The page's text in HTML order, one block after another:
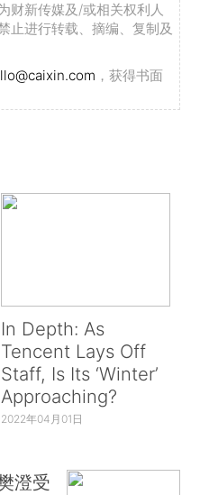
财新传媒及/或相关权利人
止进行转载、摘编、复制及
，获得书面
In Depth: As
Tencent Lays Off
Staff, Is Its ‘Winter’
Approaching?
2022年04月01日
澄受